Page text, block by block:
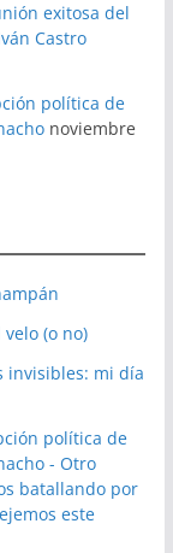
exitosa del
Castro
política de
noviembre
(o no)
invisibles: mi día
política de
- Otro
batallando por
este